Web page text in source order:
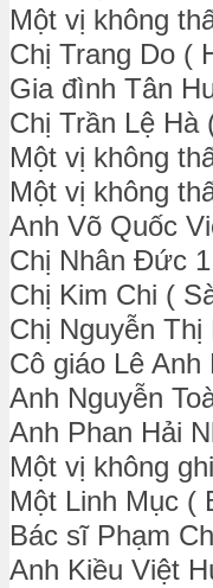
Một vị không
Chị Trang Do (
Gia đình Tân
Chị Trần Lệ Hà
Một vị không
Một vị không
Anh Võ Quốc
Chị Nhân Đức
Chị Kim Chi (
Chị Nguyễn
Cô giáo Lê
Anh Nguyễn
Anh Phan Hải
Một vị không
Một Linh Mục (
Bác sĩ Phạm
Anh Kiều Việt